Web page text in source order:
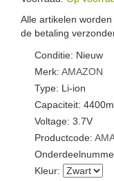
Alle artikelen
de betaling
Conditie: Nieuw
Merk: AMAZON
Type: Li-ion
Capaciteit:
Voltage: 3.7V
Productcode:
Kleur: